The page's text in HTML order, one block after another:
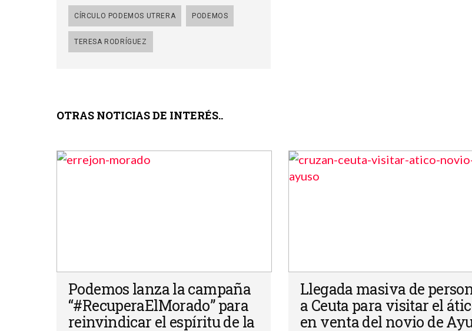
CÍRCULO PODEMOS UTRERA PODEMOS
TERESA RODRÍGUEZ
OTRAS NOTICIAS DE INTERÉS..
Podemos lanza la campaña
“#RecuperaElMorado” para
reinvindicar el espíritu de la
Llegada masiva de
a Ceuta para visitar el
en venta del novio de